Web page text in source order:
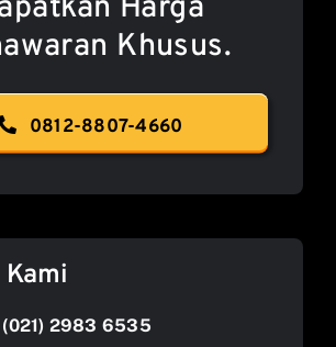
Harga
Khusus.
0812-8807-4660
(021) 2983 6535